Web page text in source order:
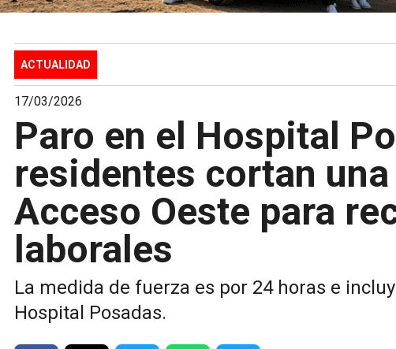
ACTUALIDAD
17/03/2026
Paro en el Hospital
residentes cortan
Acceso Oeste para
laborales
La medida de fuerza es por 24 horas e
Hospital Posadas.